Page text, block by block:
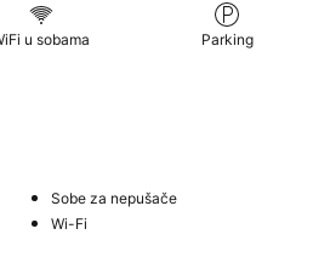
u sobama Parking
Sobe za nepušače
Wi-Fi